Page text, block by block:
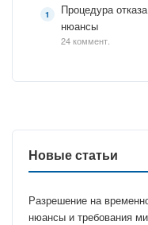
Процедура
нюансы
24 коммент.
Новые статьи
Разрешение на
нюансы и требования